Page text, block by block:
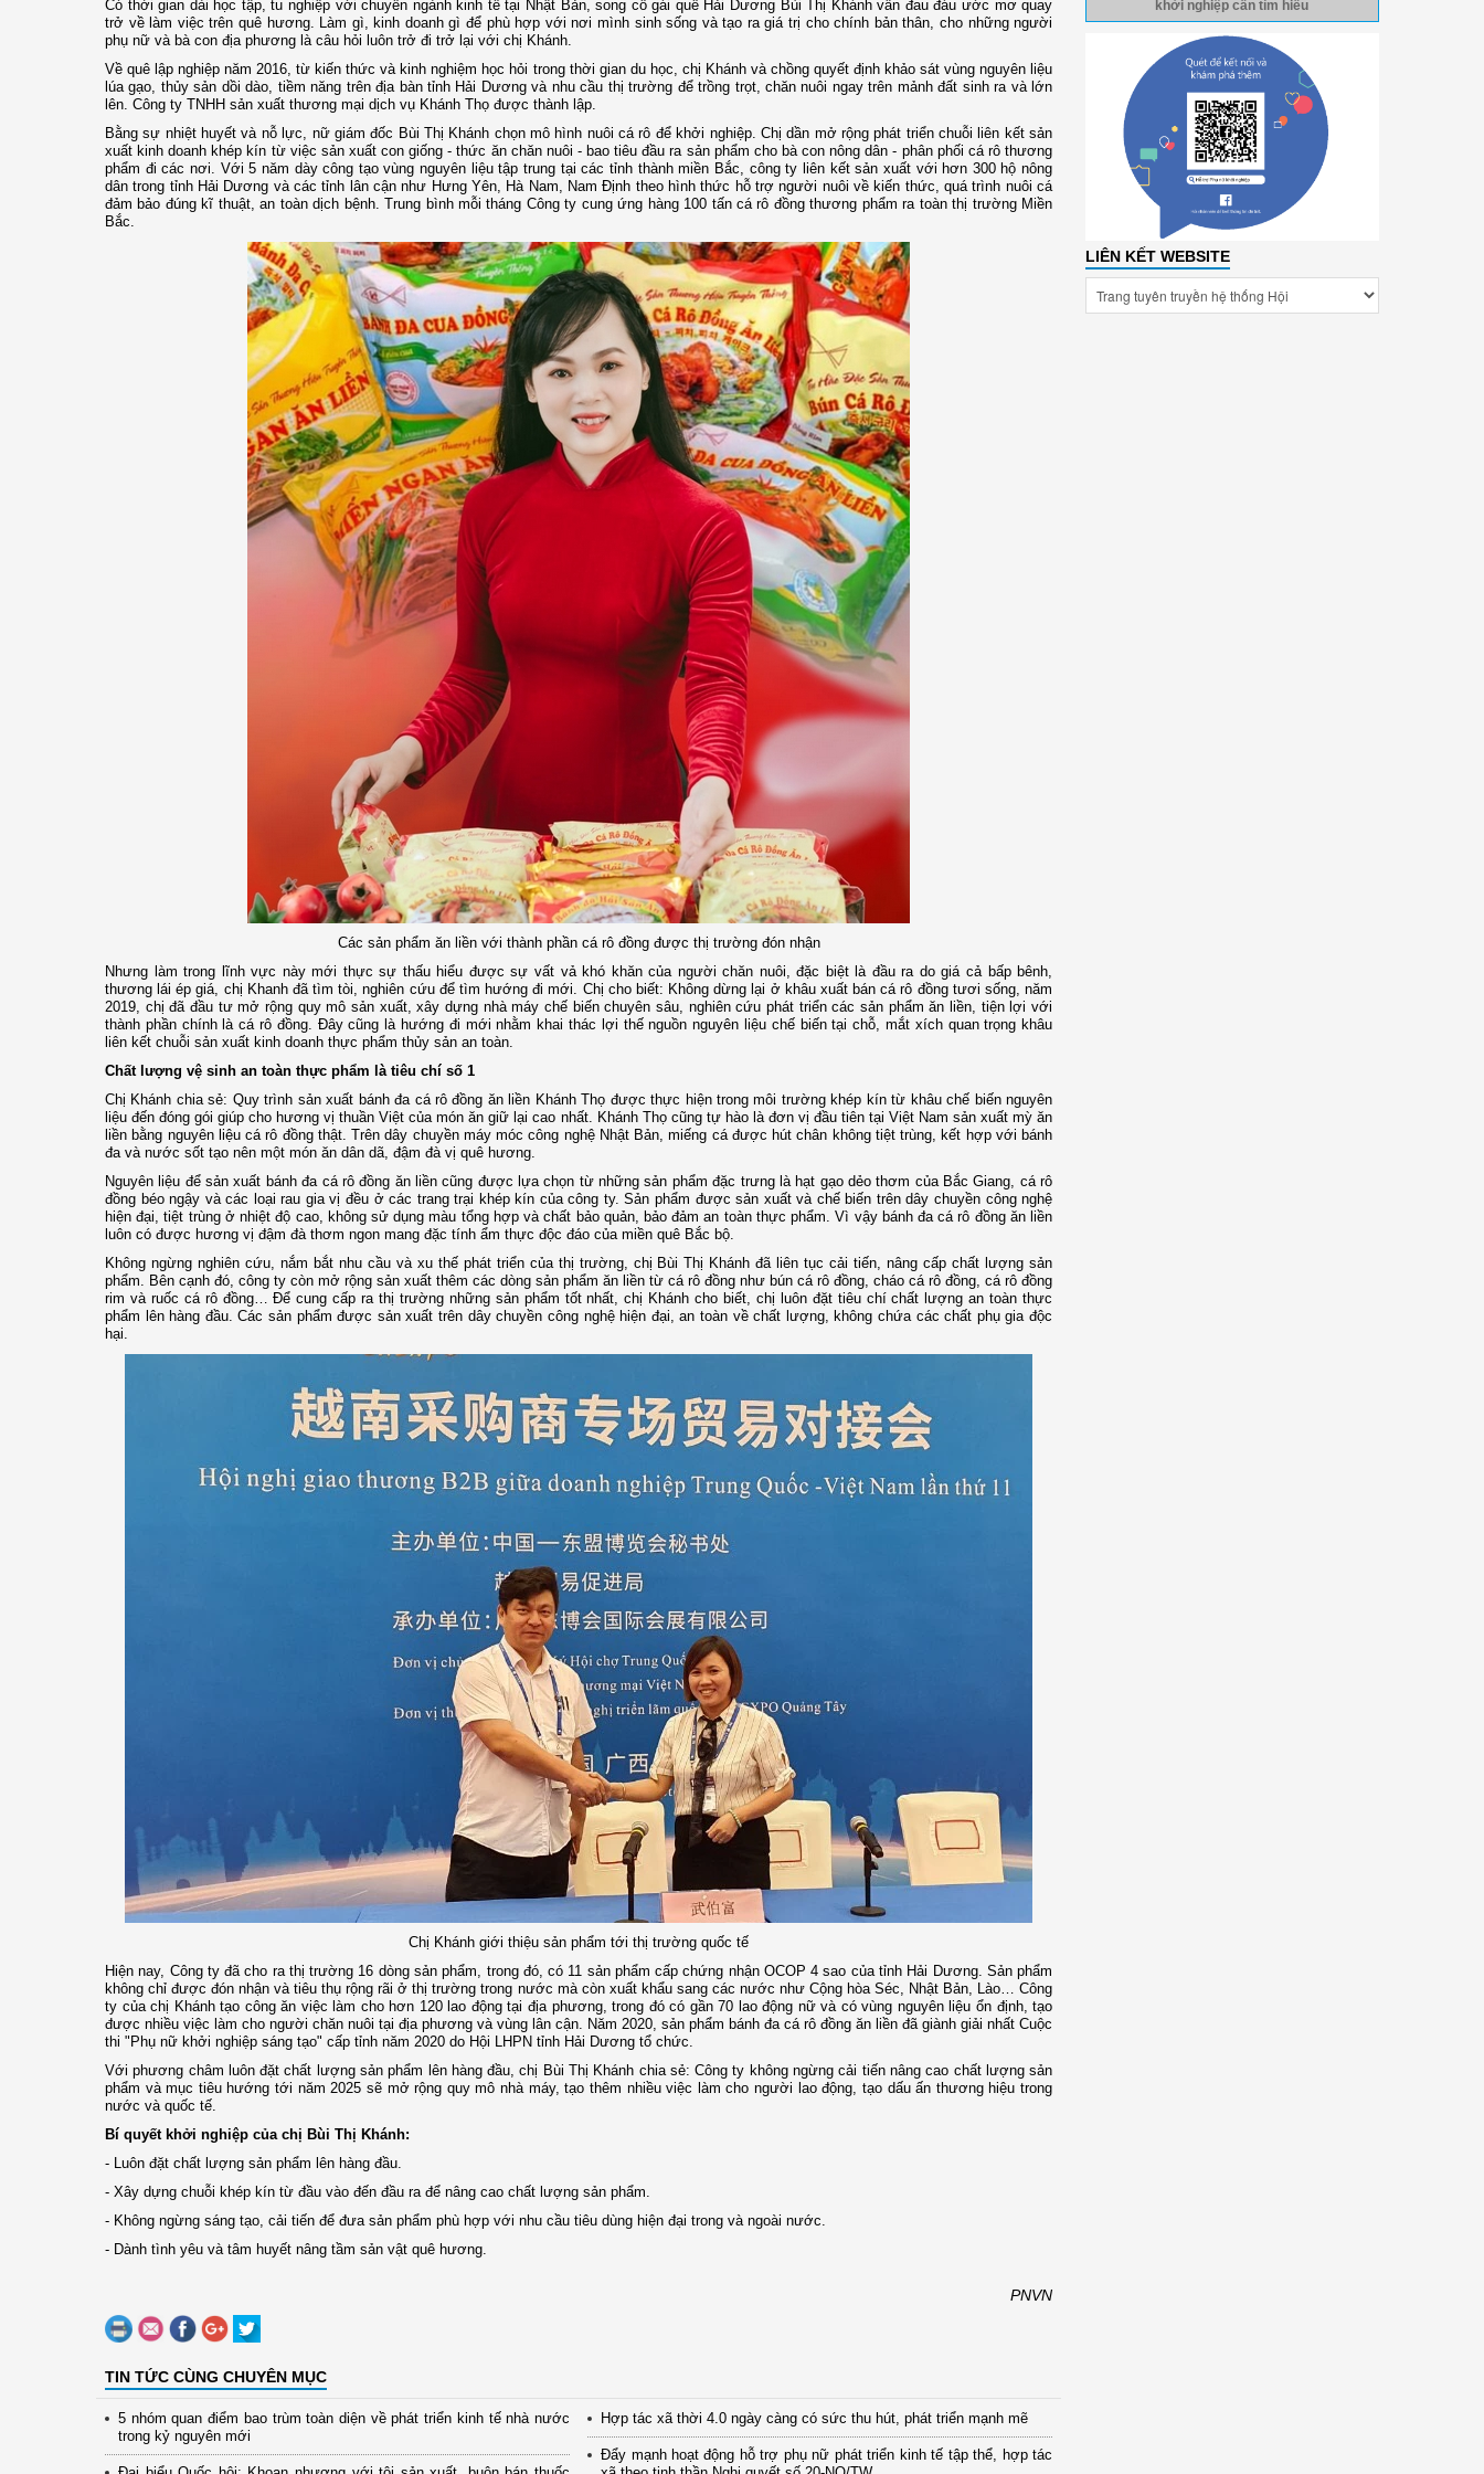
Có thời gian dài học tập, tu nghiệp với chuyên ngành kinh tế tại Nhật Bản, song cô gái quê Hải Dương Bùi Thị Khánh vẫn đau đáu ước mơ quay
trở về làm việc trên quê hương. Làm gì, kinh doanh gì để phù hợp với nơi mình sinh sống và tạo ra giá trị cho chính bản thân, cho những người
phụ nữ và bà con địa phương là câu hỏi luôn trở đi trở lại với chị Khánh.
Về quê lập nghiệp năm 2016, từ kiến thức và kinh nghiệm học hỏi trong thời gian du học, chị Khánh và chồng quyết định khảo sát vùng nguyên liệu
lúa gạo, thủy sản dồi dào, tiềm năng trên địa bàn tỉnh Hải Dương và nhu cầu thị trường để trồng trọt, chăn nuôi ngay trên mảnh đất sinh ra và lớn
lên. Công ty TNHH sản xuất thương mại dịch vụ Khánh Thọ được thành lập.
Bằng sự nhiệt huyết và nỗ lực, nữ giám đốc Bùi Thị Khánh chọn mô hình nuôi cá rô để khởi nghiệp. Chị dần mở rộng phát triển chuỗi liên kết sản
xuất kinh doanh khép kín từ việc sản xuất con giống - thức ăn chăn nuôi - bao tiêu đầu ra sản phẩm cho bà con nông dân - phân phối cá rô thương
phẩm đi các nơi. Với 5 năm dày công tạo vùng nguyên liệu tập trung tại các tỉnh thành miền Bắc, công ty liên kết sản xuất với hơn 300 hộ nông
dân trong tỉnh Hải Dương và các tỉnh lân cận như Hưng Yên, Hà Nam, Nam Định theo hình thức hỗ trợ người nuôi về kiến thức, quá trình nuôi cá
đảm bảo đúng kĩ thuật, an toàn dịch bệnh. Trung bình mỗi tháng Công ty cung ứng hàng 100 tấn cá rô đồng thương phẩm ra toàn thị trường Miền
Bắc.
Các sản phẩm ăn liền với thành phần cá rô đồng được thị trường đón nhận
Nhưng làm trong lĩnh vực này mới thực sự thấu hiểu được sự vất vả khó khăn của người chăn nuôi, đặc biệt là đầu ra do giá cả bấp bênh,
thương lái ép giá, chị Khanh đã tìm tòi, nghiên cứu để tìm hướng đi mới. Chị cho biết: Không dừng lại ở khâu xuất bán cá rô đồng tươi sống, năm
2019, chị đã đầu tư mở rộng quy mô sản xuất, xây dựng nhà máy chế biến chuyên sâu, nghiên cứu phát triển các sản phẩm ăn liền, tiện lợi với
thành phần chính là cá rô đồng. Đây cũng là hướng đi mới nhằm khai thác lợi thế nguồn nguyên liệu chế biến tại chỗ, mắt xích quan trọng khâu
liên kết chuỗi sản xuất kinh doanh thực phẩm thủy sản an toàn.
Chất lượng vệ sinh an toàn thực phẩm là tiêu chí số 1
Chị Khánh chia sẻ: Quy trình sản xuất bánh đa cá rô đồng ăn liền Khánh Thọ được thực hiện trong môi trường khép kín từ khâu chế biến nguyên
liệu đến đóng gói giúp cho hương vị thuần Việt của món ăn giữ lại cao nhất. Khánh Thọ cũng tự hào là đơn vị đầu tiên tại Việt Nam sản xuất mỳ ăn
liền bằng nguyên liệu cá rô đồng thật. Trên dây chuyền máy móc công nghệ Nhật Bản, miếng cá được hút chân không tiệt trùng, kết hợp với bánh
đa và nước sốt tạo nên một món ăn dân dã, đậm đà vị quê hương.
Nguyên liệu để sản xuất bánh đa cá rô đồng ăn liền cũng được lựa chọn từ những sản phẩm đặc trưng là hạt gạo dẻo thơm của Bắc Giang, cá rô
đồng béo ngậy và các loại rau gia vị đều ở các trang trại khép kín của công ty. Sản phẩm được sản xuất và chế biến trên dây chuyền công nghệ
hiện đại, tiệt trùng ở nhiệt độ cao, không sử dụng màu tổng hợp và chất bảo quản, bảo đảm an toàn thực phẩm. Vì vậy bánh đa cá rô đồng ăn liền
luôn có được hương vị đậm đà thơm ngon mang đặc tính ẩm thực độc đáo của miền quê Bắc bộ.
Không ngừng nghiên cứu, nắm bắt nhu cầu và xu thế phát triển của thị trường, chị Bùi Thị Khánh đã liên tục cải tiến, nâng cấp chất lượng sản
phẩm. Bên cạnh đó, công ty còn mở rộng sản xuất thêm các dòng sản phẩm ăn liền từ cá rô đồng như bún cá rô đồng, cháo cá rô đồng, cá rô đồng
rim và ruốc cá rô đồng… Để cung cấp ra thị trường những sản phẩm tốt nhất, chị Khánh cho biết, chị luôn đặt tiêu chí chất lượng an toàn thực
phẩm lên hàng đầu. Các sản phẩm được sản xuất trên dây chuyền công nghệ hiện đại, an toàn về chất lượng, không chứa các chất phụ gia độc
hại.
Chị Khánh giới thiệu sản phẩm tới thị trường quốc tế
Hiện nay, Công ty đã cho ra thị trường 16 dòng sản phẩm, trong đó, có 11 sản phẩm cấp chứng nhận OCOP 4 sao của tỉnh Hải Dương. Sản phẩm
không chỉ được đón nhận và tiêu thụ rộng rãi ở thị trường trong nước mà còn xuất khẩu sang các nước như Cộng hòa Séc, Nhật Bản, Lào… Công
ty của chị Khánh tạo công ăn việc làm cho hơn 120 lao động tại địa phương, trong đó có gần 70 lao động nữ và có vùng nguyên liệu ổn định, tạo
được nhiều việc làm cho người chăn nuôi tại địa phương và vùng lân cận. Năm 2020, sản phẩm bánh đa cá rô đồng ăn liền đã giành giải nhất Cuộc
thi "Phụ nữ khởi nghiệp sáng tạo" cấp tỉnh năm 2020 do Hội LHPN tỉnh Hải Dương tổ chức.
Với phương châm luôn đặt chất lượng sản phẩm lên hàng đầu, chị Bùi Thị Khánh chia sẻ: Công ty không ngừng cải tiến nâng cao chất lượng sản
phẩm và mục tiêu hướng tới năm 2025 sẽ mở rộng quy mô nhà máy, tạo thêm nhiều việc làm cho người lao động, tạo dấu ấn thương hiệu trong
nước và quốc tế.
Bí quyết khởi nghiệp của chị Bùi Thị Khánh:
- Luôn đặt chất lượng sản phẩm lên hàng đầu.
- Xây dựng chuỗi khép kín từ đầu vào đến đầu ra để nâng cao chất lượng sản phẩm.
- Không ngừng sáng tạo, cải tiến để đưa sản phẩm phù hợp với nhu cầu tiêu dùng hiện đại trong và ngoài nước.
- Dành tình yêu và tâm huyết nâng tầm sản vật quê hương.
PNVN
TIN TỨC CÙNG CHUYÊN MỤC
5 nhóm quan điểm bao trùm toàn diện về phát triển kinh tế nhà nước
trong kỷ nguyên mới
Hợp tác xã thời 4.0 ngày càng có sức thu hút, phát triển mạnh mẽ
Đẩy mạnh hoạt động hỗ trợ phụ nữ phát triển kinh tế tập thể, hợp tác
khởi nghiệp cần tìm hiểu
LIÊN KẾT WEBSITE